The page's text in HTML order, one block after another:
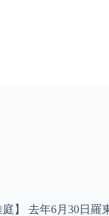
】 去年6月30日羅